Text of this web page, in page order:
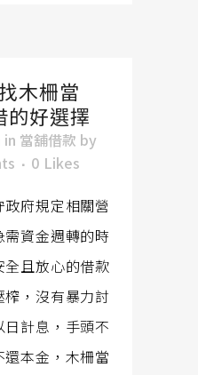
木柵當
的好選擇
in 當舖借款 by
0 Likes
府規定相關營
資金週轉的時
且放心的借款
，沒有暴力討
計息，手頭不
本金，木柵當